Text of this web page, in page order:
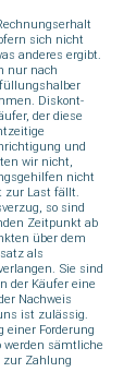
sich nicht
anderes ergibt.
nur nach
Diskont-
der diese
und
wir nicht,
nicht
zur Last fällt.
so sind
Zeitpunkt ab
über dem
als
Sie sind
der Käufer eine
Nachweis
ist zulässig.
einer Forderung
werden sämtliche
zur Zahlung